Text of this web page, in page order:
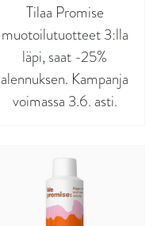
Tilaa Promise
muotoilutuotteet 3:lla
läpi, saat -25%
alennuksen. Kampanja
voimassa 3.6. asti.